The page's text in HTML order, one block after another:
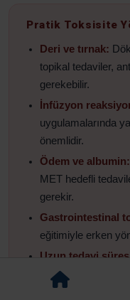
Pratik Toksisite
Deri ve tırnak:
topikal tedaviler,
gerekebilir.
İnfüzyon
uygulamalarında
önemlidir.
Ödem ve albumin:
MET hedefli
gerekir.
Gastrointestinal
eğitimiyle erken
Uzun tedavi
ve üzeri tedavide
yönetimi kritik hale